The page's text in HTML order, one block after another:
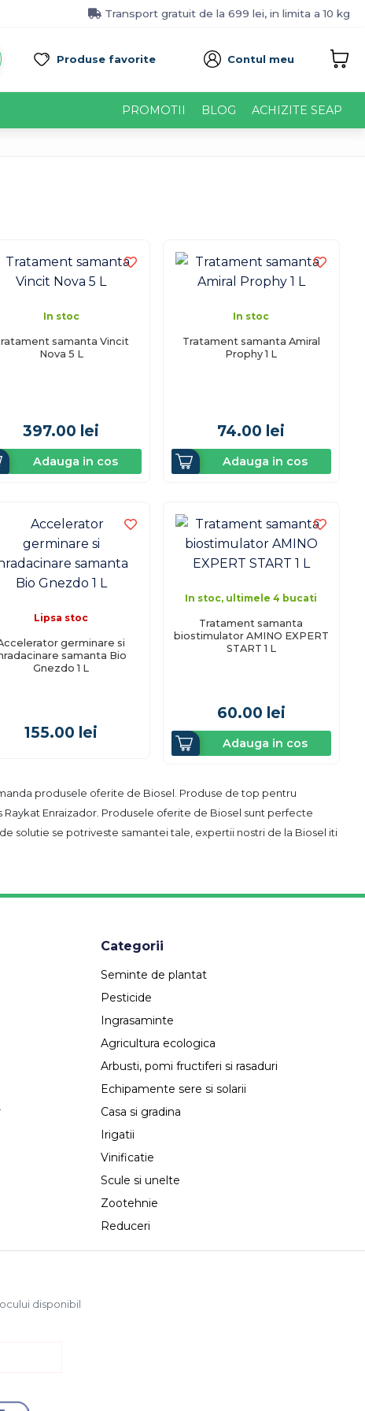
Transport gratuit de la 699 lei, in limita a 10 kg
Produse favorite Contul meu
PROMOTII BLOG ACHIZITE SEAP
In stoc
samanta Vincit
Nova 5 L
397.00 lei
Adauga in cos
In stoc
Tratament samanta Amiral
Prophy 1 L
74.00 lei
Adauga in cos
Lipsa stoc
germinare si
samanta Bio
Gnezdo 1 L
155.00 lei
In stoc, ultimele 4 bucati
Tratament samanta
biostimulator AMINO EXPERT
START 1 L
60.00 lei
Adauga in cos
produsele oferite de Biosel. Produse de top pentru
Enraizador. Produsele oferite de Biosel sunt perfecte
solutie se potriveste samantei tale, expertii nostri de la Biosel iti
Categorii
Seminte de plantat
Pesticide
Ingrasaminte
Agricultura ecologica
Arbusti, pomi fructiferi si rasaduri
Echipamente sere si solarii
Casa si gradina
Irigatii
Vinificatie
Scule si unelte
Zootehnie
Reduceri
disponibil